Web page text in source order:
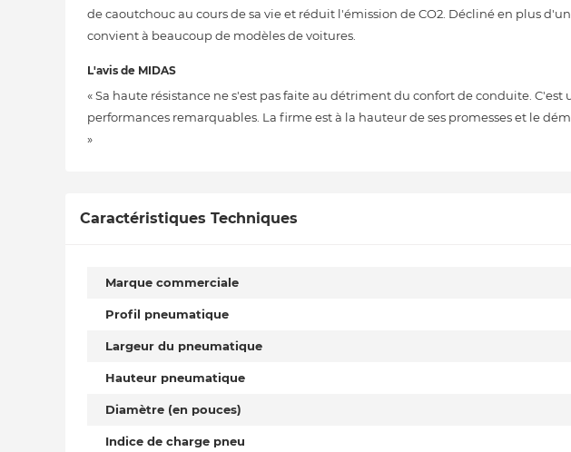
de caoutchouc au cours de sa vie et réduit l'émission de CO2. Décliné en plus
convient à beaucoup de modèles de voitures.
L'avis de MIDAS
« Sa haute résistance ne s'est pas faite au détriment du confort de conduite.
performances remarquables. La firme est à la hauteur de ses promesses et le
»
Caractéristiques Techniques
Marque commerciale
Profil pneumatique
Largeur du pneumatique
Hauteur pneumatique
Diamètre (en pouces)
Indice de charge pneu